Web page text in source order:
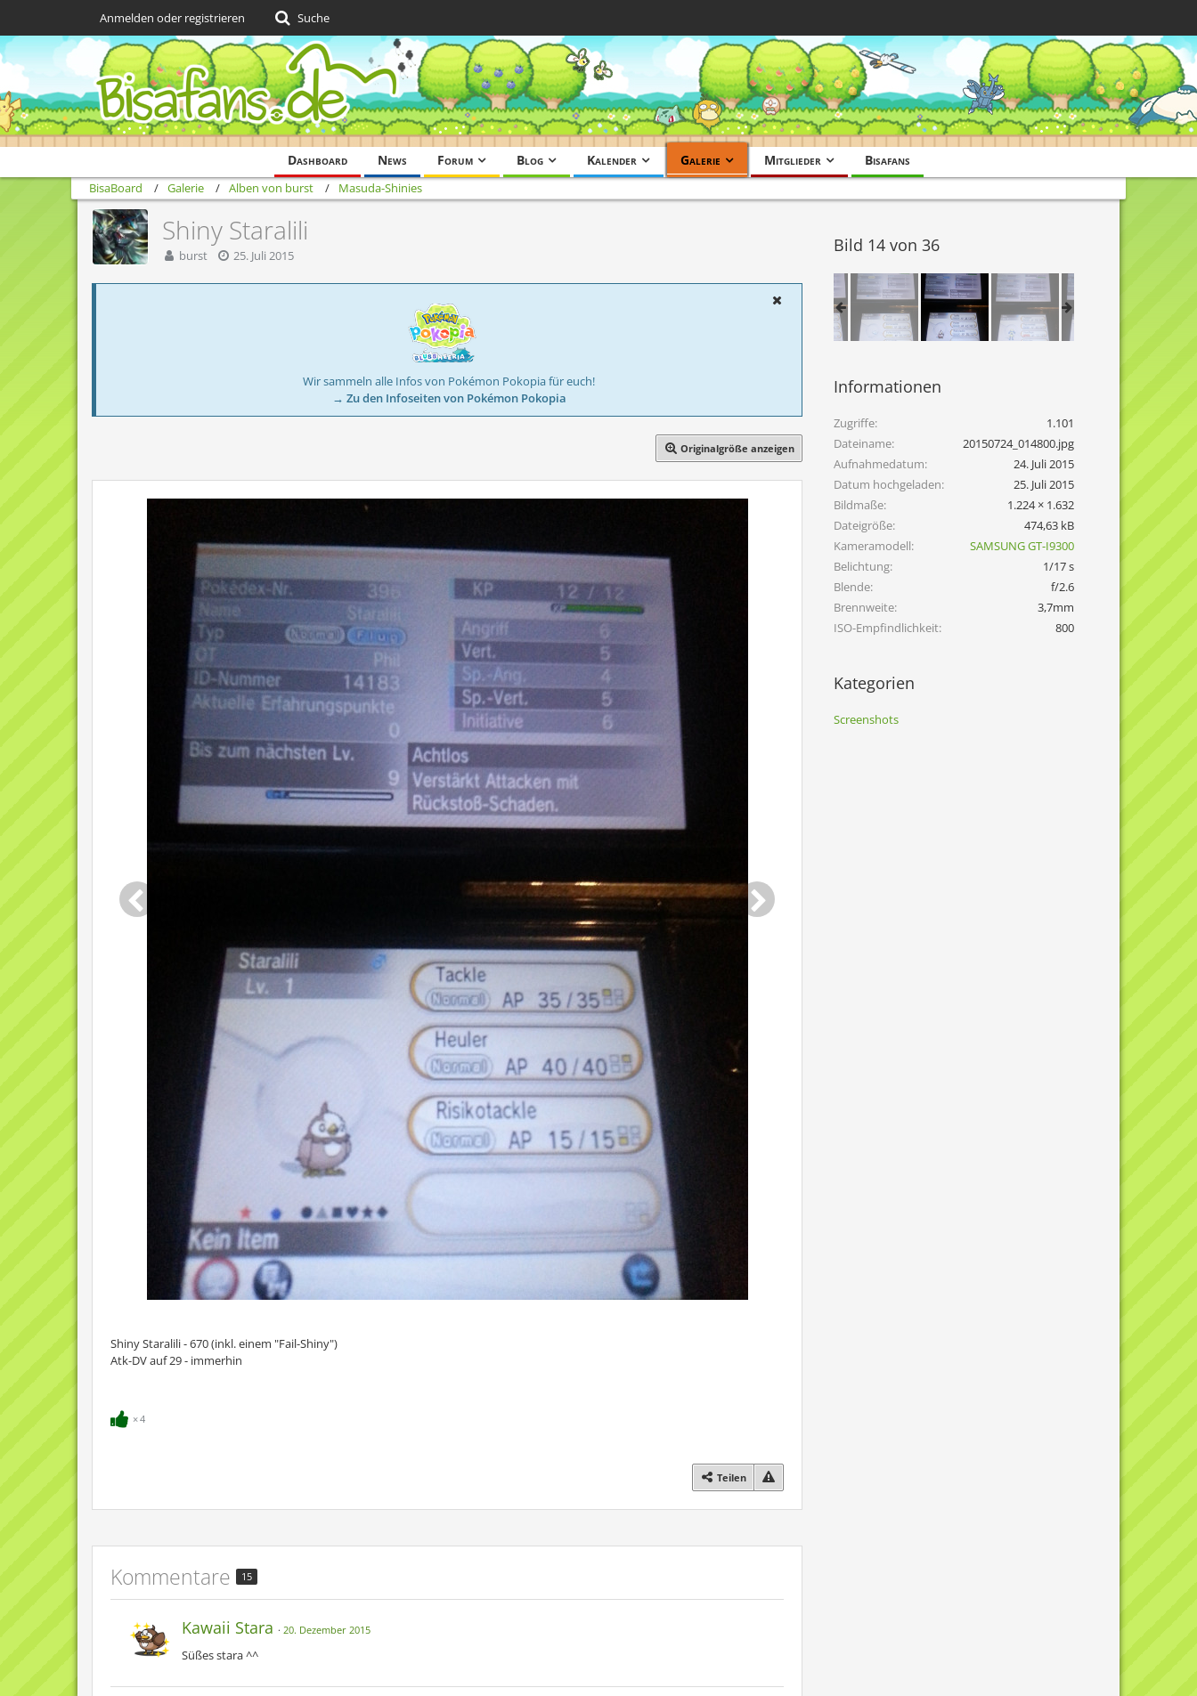
Dashboard News Forum Blog Kalender Galerie Mitglieder Bisafans
Anmelden oder registrieren Suche
BisaBoard Galerie Alben von burst Masuda-Shinies
Shiny Staralili
burst 25. Juli 2015
Wir sammeln alle Infos von Pokémon Pokopia für euch!
→ Zu den Infoseiten von Pokémon Pokopia
Originalgröße anzeigen
Shiny Staralili - 670 (inkl. einem "Fail-Shiny")
Atk-DV auf 29 - immerhin
4
Teilen
Kommentare 15
Kawaii Stara 20. Dezember 2015
Süßes stara ^^
Bild 14 von 36
Informationen
Zugriffe
1.101
Dateiname
20150724_014800.jpg
Aufnahmedatum
24. Juli 2015
Datum hochgeladen
25. Juli 2015
Bildmaße
1.224 × 1.632
Dateigröße
474,63 kB
Kameramodell
SAMSUNG GT-I9300
Belichtung
1/17 s
Blende
f/2.6
Brennweite
3,7mm
ISO-Empfindlichkeit
800
Kategorien
Screenshots